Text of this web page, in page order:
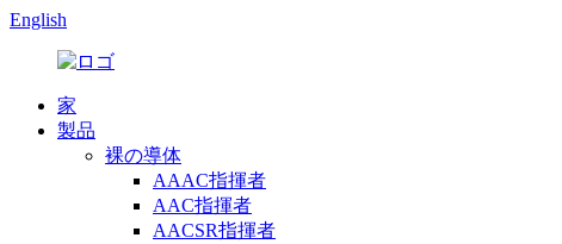
English
家
製品
裸の導体
AAAC指揮者
AAC指揮者
AACSR指揮者